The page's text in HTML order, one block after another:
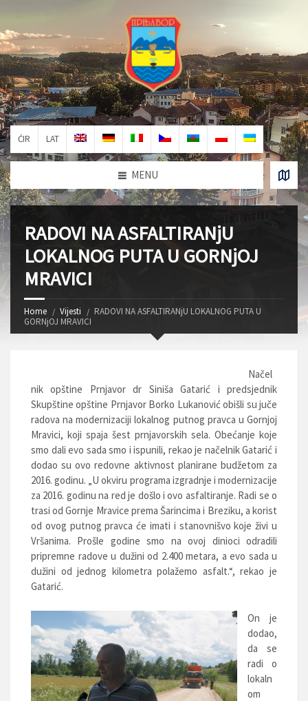
ĆIR LAT
MENU
RADOVI NA ASFALTIRANjU
LOKALNOG PUTA U GORNjOJ
MRAVICI
Home Vijesti
RADOVI NA ASFALTIRANjU LOKALNOG PUTA U
GORNjOJ MRAVICI
Načel
nik opštine Prnjavor dr Siniša Gatarić i predsjednik
Skupštine opštine Prnjavor Borko Lukanović obišli su juče
radova na modernizaciji lokalnog putnog pravca u Gornjoj
Mravici, koji spaja šest prnjavorskih sela. Obećanje koje
smo dali evo sada smo i ispunili, rekao je načelnik Gatarić i
dodao su ovo redovne aktivnost planirane budžetom za
2016. godinu. „U okviru programa izgradnje i modernizacije
za 2016. godinu na red je došlo i ovo asfaltiranje. Radi se o
trasi od Gornje Mravice prema Šarincima i Breziku, a korist
od ovog putnog pravca će imati i stanovnišvo koje živi u
Vršanima. Prošle godine smo na ovoj dinioci odradili
pripremne radove u dužini od 2.400 metara, a evo sada u
dužini od jednog kilometra polažemo asfalt.“, rekao je
Gatarić.
On je
dodao,
da se
radi o
lokaln
om